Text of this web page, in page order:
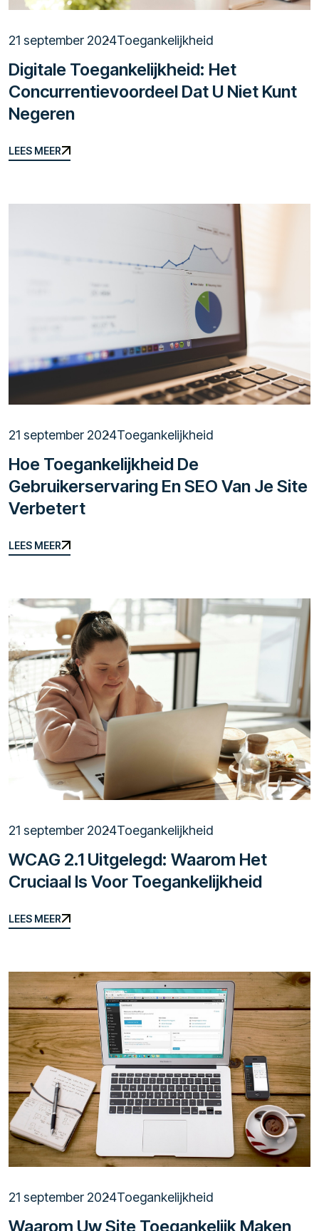
21 september 2024Toegankelijkheid
Digitale Toegankelijkheid: Het
Concurrentievoordeel Dat U Niet Kunt
Negeren
LEES MEER
LEES MEER
21 september 2024Toegankelijkheid
Hoe Toegankelijkheid De
Gebruikerservaring En SEO Van Je Site
Verbetert
LEES MEER
LEES MEER
21 september 2024Toegankelijkheid
WCAG 2.1 Uitgelegd: Waarom Het
Cruciaal Is Voor Toegankelijkheid
LEES MEER
LEES MEER
21 september 2024Toegankelijkheid
Waarom Uw Site Toegankelijk Maken